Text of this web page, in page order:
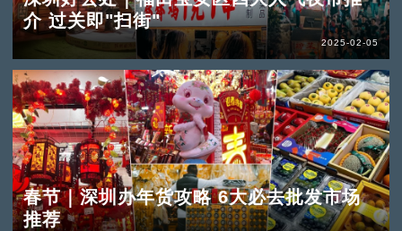
介 过关即"扫街"
2025-02-05
春节｜深圳办年货攻略 6大必去批发市场
推荐